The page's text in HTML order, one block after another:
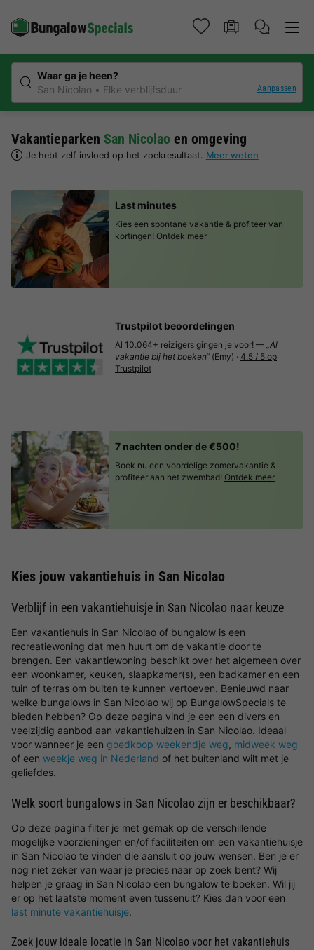
Waar ga je heen?
San Nicolao
Elke verblijfsduur Aanpassen
Vakantieparken San Nicolao en omgeving
Je hebt zelf invloed op het zoekresultaat. Meer weten
Last minutes
Kies een spontane vakantie & profiteer van
kortingen! Ontdek meer
Trustpilot beoordelingen
Al 10.064+ reizigers gingen je voor! — „Al
vakantie bij het boeken“ (Emy) · 4.5 / 5 op
Trustpilot
7 nachten onder de €500!
Boek nu een voordelige zomervakantie &
profiteer aan het zwembad! Ontdek meer
Kies jouw vakantiehuis in San Nicolao
Verblijf in een vakantiehuisje in San Nicolao naar keuze
Een vakantiehuis in San Nicolao of bungalow is een
recreatiewoning dat men huurt om de vakantie door te
brengen. Een vakantiewoning beschikt over het algemeen over
een woonkamer, keuken, slaapkamer(s), een badkamer en een
tuin of terras om buiten te kunnen vertoeven. Benieuwd naar
welke bungalows in San Nicolao wij op BungalowSpecials te
bieden hebben? Op deze pagina vind je een een divers en
veelzijdig aanbod aan vakantiehuizen in San Nicolao. Ideaal
voor wanneer je een goedkoop weekendje weg, midweek weg
of een weekje weg in Nederland of het buitenland wilt met je
geliefdes.
Welk soort bungalows in San Nicolao zijn er beschikbaar?
Op deze pagina filter je met gemak op de verschillende
mogelijke voorzieningen en/of faciliteiten om een vakantiehuisje
in San Nicolao te vinden die aansluit op jouw wensen. Ben je er
nog niet zeker van waar je precies naar op zoek bent? Wij
helpen je graag in San Nicolao een bungalow te boeken. Wil jij
er op het laatste moment even tussenuit? Kies dan voor een
last minute vakantiehuisje.
Zoek jouw ideale locatie in San Nicolao voor het vakantiehuis